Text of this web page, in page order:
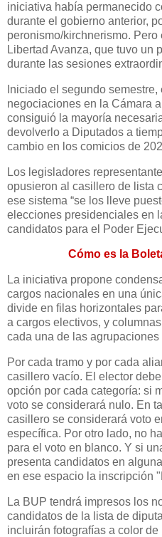
iniciativa había permanecido
durante el gobierno anterior,
peronismo/kirchnerismo.
Libertad Avanza, que tuvo un
durante las sesiones
Iniciado el segundo
negociaciones en la Cámara
consiguió la mayoría
devolverlo a Diputados a
cambio en los comicios de
Los legisladores
opusieron al casillero de lista
ese sistema “se los lleve
elecciones presidenciales en
candidatos para el Poder
Cómo es la
La iniciativa propone
cargos nacionales en una
divide en filas horizontales
a cargos electivos, y
cada una de las
Por cada tramo y por cada
casillero vacío. El elector
opción por cada categoría: si
voto se considerará nulo. En
casillero se considerará voto
específica. Por otro lado, no
para el voto en blanco. Y si
presenta candidatos en
en ese espacio la inscripción
La BUP tendrá impresos los
candidatos de la lista de
incluirán fotografías a color